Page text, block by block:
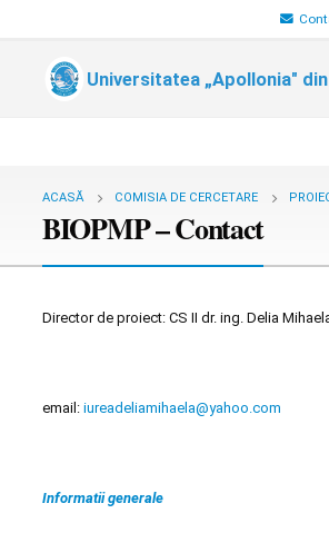
Universitatea „Apollonia"
ACASĂ COMISIA DE CERCETARE
BIOPMP – Contact
Director de proiect: CS II dr. ing. Delia
email: iureadeliamihaela@yahoo.com
Informatii generale